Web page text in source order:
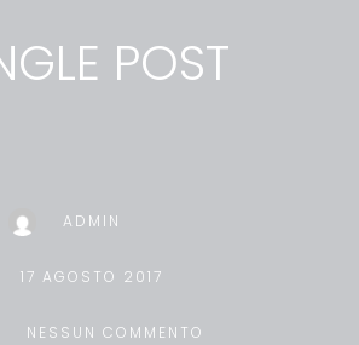
POST
ADMIN
17 AGOSTO 2017
NESSUN COMMENTO